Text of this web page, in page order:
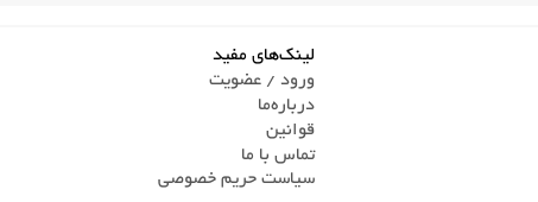
لینک‌های مفید
ورود / عضویت
درباره‌ما
قوانین
تماس ‌با ما
سیاست حریم خصوصی